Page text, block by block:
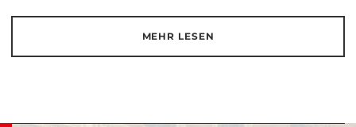
MEHR LESEN